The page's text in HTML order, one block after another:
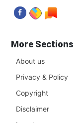
More Sections
About us
Privacy & Policy
Copyright
Disclaimer